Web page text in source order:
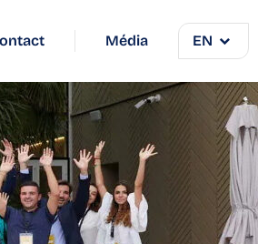
Média EN